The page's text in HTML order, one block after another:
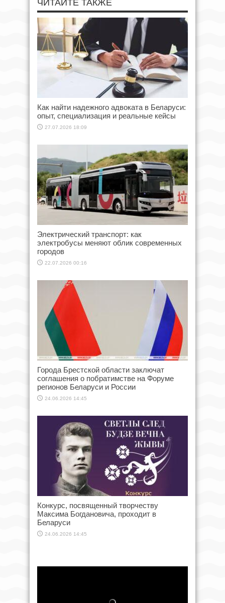
ЧИТАЙТЕ ТАКЖЕ
Как найти надежного адвоката в Беларуси:
опыт, специализация и реальные кейсы
27.07.2026 18:09
Электрический транспорт: как
электробусы меняют облик современных
городов
22.07.2026 00:16
Города Брестской области заключат
соглашения о побратимстве на Форуме
регионов Беларуси и России
24.06.2026 14:45
Конкурс, посвященный творчеству
Максима Богдановича, проходит в
Беларуси
24.06.2026 14:45